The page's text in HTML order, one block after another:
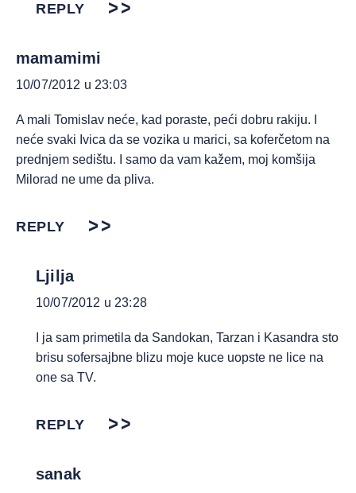
REPLY
mamamimi
10/07/2012 u 23:03
A mali Tomislav neće, kad poraste, peći dobru rakiju. I
neće svaki Ivica da se vozika u marici, sa koferčetom na
prednjem sedištu. I samo da vam kažem, moj komšija
Milorad ne ume da pliva.
REPLY
Ljilja
10/07/2012 u 23:28
I ja sam primetila da Sandokan, Tarzan i Kasandra sto
brisu sofersajbne blizu moje kuce uopste ne lice na
one sa TV.
REPLY
sanak